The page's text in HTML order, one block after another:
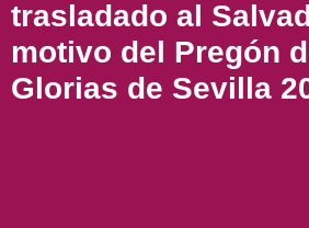
trasladado al
motivo del Pregón
Glorias de Sevilla